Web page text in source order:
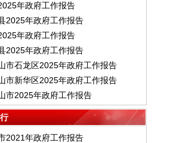
年政府工作报告
2025年政府工作报告
年政府工作报告
2025年政府工作报告
市石龙区2025年政府工作报告
市新华区2025年政府工作报告
市2025年政府工作报告
2021年政府工作报告